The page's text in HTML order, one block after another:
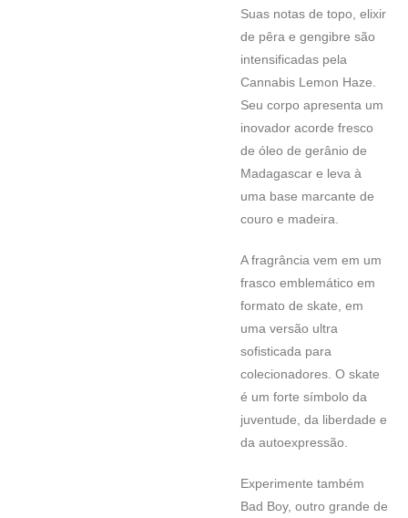
Suas notas de topo, elixir
de pêra e gengibre são
intensificadas pela
Cannabis Lemon Haze.
Seu corpo apresenta um
inovador acorde fresco
de óleo de gerânio de
Madagascar e leva à
uma base marcante de
couro e madeira.
A fragrância vem em um
frasco emblemático em
formato de skate, em
uma versão ultra
sofisticada para
colecionadores. O skate
é um forte símbolo da
juventude, da liberdade e
da autoexpressão.
Experimente também
Bad Boy, outro grande de